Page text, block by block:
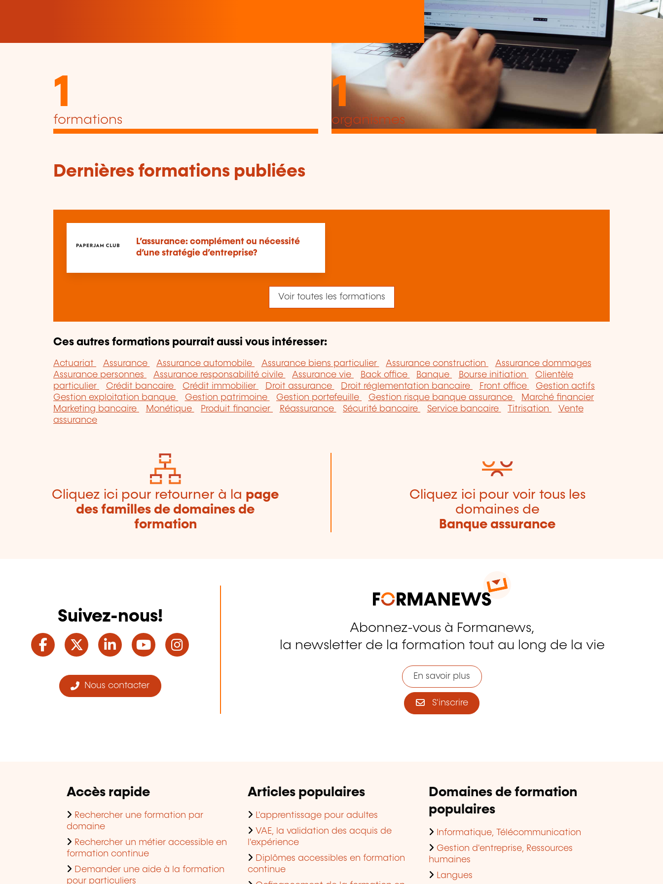
1
formations
1
organismes
Dernières formations publiées
L’assurance: complément ou nécessité
d’une stratégie d’entreprise?
Voir toutes les formations
Ces autres formations pourrait aussi vous intéresser:
Actuariat Assurance Assurance automobile Assurance biens particulier Assurance construction
Assurance dommages
Assurance personnes
Assurance responsabilité civile Assurance vie Back office Banque Bourse initiation
Clientèle
particulier
Crédit bancaire Crédit immobilier Droit assurance Droit réglementation bancaire Front office
Gestion actifs
Gestion exploitation banque
Gestion patrimoine Gestion portefeuille Gestion risque banque assurance
Marché financier
Marketing bancaire
Monétique Produit financier Réassurance Sécurité bancaire Service bancaire Titrisation
Vente
assurance
Cliquez ici pour retourner à la page
des familles de domaines de
formation
Cliquez ici pour voir tous les
domaines de
Banque assurance
Suivez-nous!
Facebook
TwitterLinkedInYouTube
Nous contacter
Abonnez-vous à Formanews,
la newsletter de la formation tout au long de la vie
En savoir plus
S'inscrire
Accès rapide
Rechercher une formation par
domaine
Rechercher un métier accessible en
formation continue
Demander une aide à la formation
pour particuliers
Articles populaires
L'apprentissage pour adultes
VAE, la validation des acquis de
l'expérience
Diplômes accessibles en formation
continue
Domaines de formation
populaires
Informatique, Télécommunication
Gestion d'entreprise, Ressources
humaines
Langues